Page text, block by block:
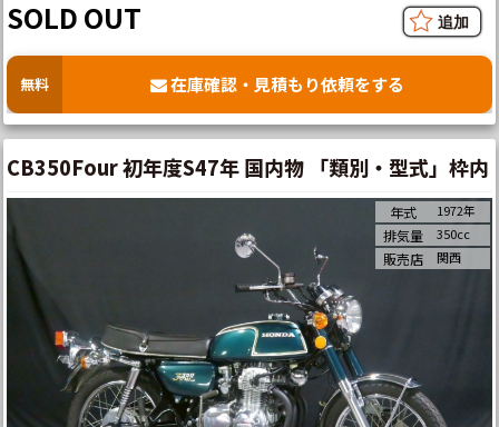
SOLD OUT
無料 在庫確認・見積もり依頼をする
CB350Four 初年度S47年 国内物 「類別・型式」枠内
年式 1972年
排気量 350cc
販売店 関西